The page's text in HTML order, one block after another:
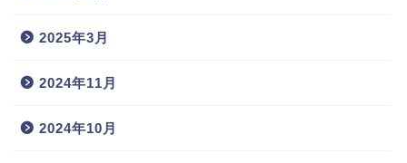
2025年3月
2024年11月
2024年10月